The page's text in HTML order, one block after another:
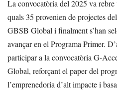
La convocatòria del 2025 va rebre
quals 35 provenien de projectes
GBSB Global i finalment s’han
avançar en el Programa Primer.
participar a la convocatòria G-
Global, reforçant el paper del
l’emprenedoria d’alt impacte i